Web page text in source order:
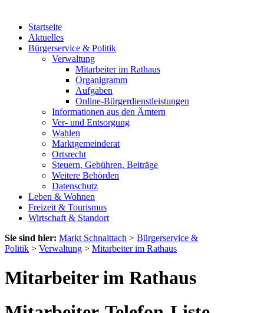
Startseite
Aktuelles
Bürgerservice & Politik
Verwaltung
Mitarbeiter im Rathaus
Organigramm
Aufgaben
Online-Bürgerdienstleistungen
Informationen aus den Ämtern
Ver- und Entsorgung
Wahlen
Marktgemeinderat
Ortsrecht
Steuern, Gebühren, Beiträge
Weitere Behörden
Datenschutz
Leben & Wohnen
Freizeit & Tourismus
Wirtschaft & Standort
Sie sind hier: Markt Schnaittach > Bürgerservice &
Politik > Verwaltung > Mitarbeiter im Rathaus
Mitarbeiter im Rathaus